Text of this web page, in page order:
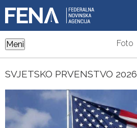
Meni Foto
SVJETSKO PRVENSTVO 2026